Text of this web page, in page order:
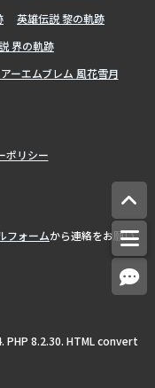
英雄伝説 黎の軌跡
界の軌跡
ーエムブレム 風花雪月
ポリシー
フォームから連絡をお願い
PHP 8.2.30. HTML convert